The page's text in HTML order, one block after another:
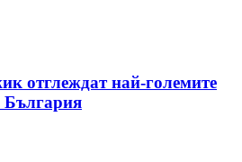
отглеждат най-големите
България